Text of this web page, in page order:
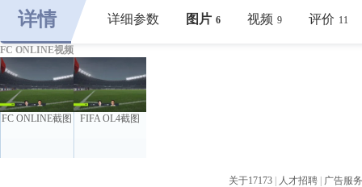
详情 详细参数 图片 6 视频 9 评价 11
FC ONLINE视频
FC ONLINE截图 FIFA OL4截图
关于17173 人才招聘
广告服务